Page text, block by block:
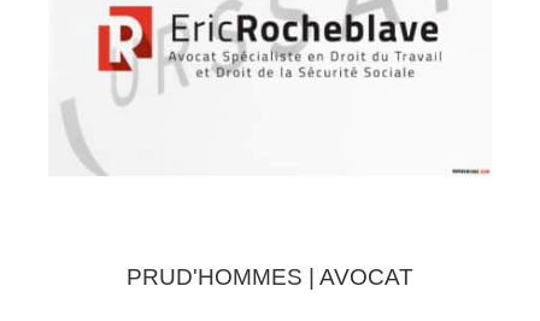
PRUD'HOMMES | AVOCAT